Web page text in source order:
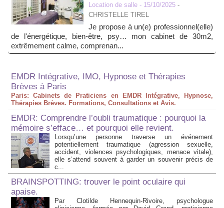
Location de salle - 15/10/2025 -
CHRISTELLE TIREL
Je propose à un(e) professionnel(elle)
de l'énergétique, bien-être, psy… mon cabinet de 30m2,
extrêmement calme, comprenan...
EMDR Intégrative, IMO, Hypnose et Thérapies
Brèves à Paris
Paris: Cabinets de Praticiens en EMDR Intégrative, Hypnose,
Thérapies Brèves. Formations, Consultations et Avis.
EMDR: Comprendre l’oubli traumatique : pourquoi la
mémoire s’efface… et pourquoi elle revient.
Lorsqu’une personne traverse un événement
potentiellement traumatique (agression sexuelle,
accident, violences psychologiques, menace vitale),
elle s’attend souvent à garder un souvenir précis de
c...
BRAINSPOTTING: trouver le point oculaire qui
apaise.
Par Clotilde Hennequin-Rivoire, psychologue